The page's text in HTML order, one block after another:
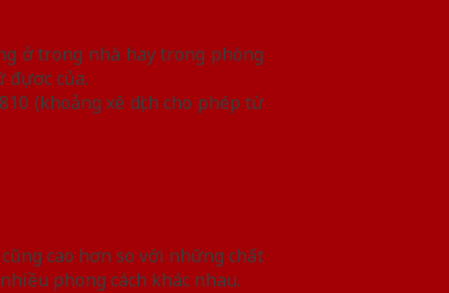
ở trong nhà hay trong phòng
đựơc của.
(khoảng xê dịch cho phép từ
cao hơn so với những chất
phong cách khác nhau.